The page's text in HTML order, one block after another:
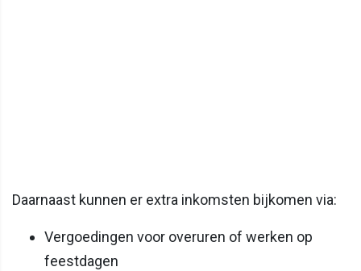
Daarnaast kunnen er extra inkomsten bijkomen via:
Vergoedingen voor overuren of werken op
feestdagen